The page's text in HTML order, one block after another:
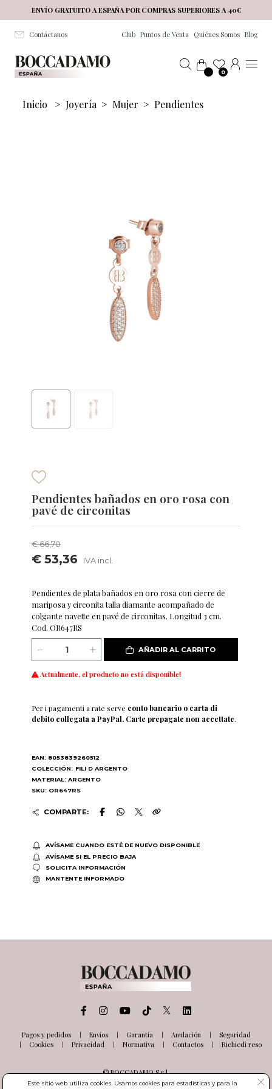
Salta al contenuto principale
ENVÍO GRATUITO A ESPAÑA POR COMPRAS SUPERIORES A 40€
Contáctanos Club Puntos de Venta Quiénes Somos Blog
0
Inicio > Joyería > Mujer > Pendientes
Pendientes bañados en oro rosa con
pavé de circonitas
€ 66,70
€ 53,36 IVA incl.
Pendientes de plata bañados en oro rosa con cierre de
mariposa y circonita talla diamante acompañado de
colgante navette en pavé de circonitas. Longitud 3 cm.
Cod. OR647RS
AÑADIR AL CARRITO
Actualmente, el producto no está disponible!
Per i pagamenti a rate serve conto bancario o carta di
debito collegata a PayPal. Carte prepagate non accettate.
EAN: 8053839260512
COLECCIÓN: FILI D ARGENTO
MATERIAL: ARGENTO
SKU: OR647RS
COMPARTE:
AVÍSAME CUANDO ESTÉ DE NUEVO DISPONIBLE
AVÍSAME SI EL PRECIO BAJA
SOLICITA INFORMACIÓN
MANTENTE INFORMADO
Pagos y pedidos Envíos Garantía Anulación
Seguridad
Cookies
Privacidad Normativa Contactos Richiedi reso
© BOCCADAMO S.r.l.
Via delle Industrie, 26
Este sitio web utiliza cookies. Usamos cookies para estadísticas y para la